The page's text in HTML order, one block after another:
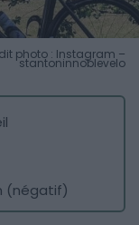
photo : Instagram –
stantoninnoblevelo
(négatif)